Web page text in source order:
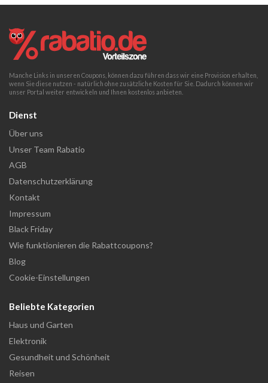
Manche Links in unseren Coupons, können dazu führen dass wir eine Provision erhalten,
wenn Sie diese nutzen - natürlich ohne zusätzliche Kosten für Sie. Dadurch können wir
unser Portal weiter entwickeln und Ihnen kostenlos anbieten.
Dienst
Über uns
Unser Team Rabatio
AGB
Datenschutzerklärung
Kontakt
Impressum
Black Friday
Wie funktionieren die Rabattcoupons?
Blog
Cookie-Einstellungen
Beliebte Kategorien
Haus und Garten
Elektronik
Gesundheit und Schönheit
Reisen